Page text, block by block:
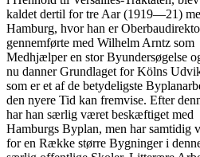
kaldet dertil for tre Aar (1919—21)
Hamburg, hvor han er
gennemførte med Wilhelm Arntz som
Medhjælper en stor Byundersøgelse
nu danner Grundlaget for Kölns
som er et af de betydeligste
den nyere Tid kan fremvise. Efter
har han særlig været beskæftiget med
Hamburgs Byplan, men har samtidig
for en Række større Bygninger i